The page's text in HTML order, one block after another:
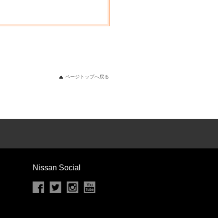
ページトップへ戻る
Nissan Social